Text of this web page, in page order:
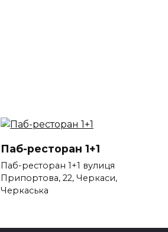
Паб-ресторан 1+1
Паб-ресторан 1+1 вулиця
Припортова, 22, Черкаси,
Черкаська